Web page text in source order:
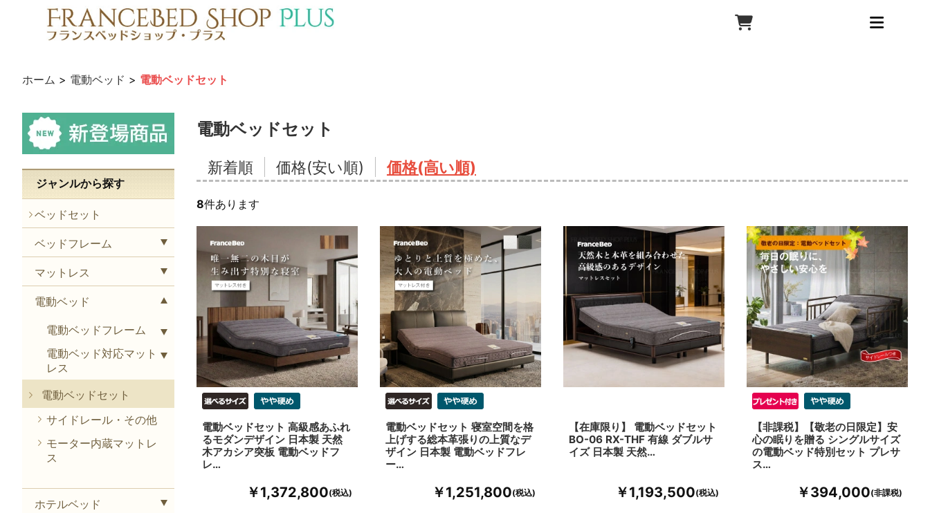
ホーム > 電動ベッド > 電動ベッドセット
ジャンルから探す
ベッドセット
ベッドフレーム
マットレス
電動ベッド
電動ベッドフレーム
電動ベッド対応マット
レス
電動ベッドセット
サイドレール・その他
モーター内蔵マットレ
ス
ホテルベッド
電動ベッドセット
新着順 価格(安い順) 価格(高い順)
8件あります
電動ベッドセット 高級感あふれ
るモダンデザイン 日本製 天然
木アカシア突板 電動ベッドフ
レ…
￥1,372,800
電動ベッドセット 寝室空間を格
上げする総本革張りの上質なデ
ザイン 日本製 電動ベッドフレ
ー…
￥1,251,800
【在庫限り】 電動ベッドセット
BO-06 RX-THF 有線 ダブルサ
イズ 日本製 天然…
￥1,193,500
【非課税】【敬老の日限定】安
心の眠りを贈る シングルサイズ
の電動ベッド特別セット プレサ
ス…
￥394,000